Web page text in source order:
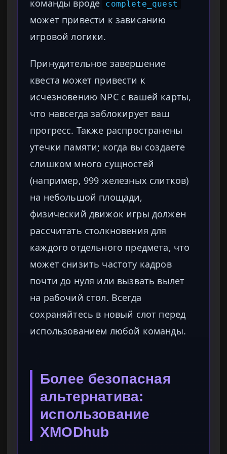
команды вроде complete_quest
может привести к зависанию
игровой логики.
Принудительное завершение
квеста может привести к
исчезновению NPC с вашей карты,
что навсегда заблокирует ваш
прогресс. Также распространены
утечки памяти; когда вы создаете
слишком много сущностей
(например, 999 железных слитков)
на небольшой площади,
физический движок игры должен
рассчитать столкновения для
каждого отдельного предмета, что
может снизить частоту кадров
почти до нуля или вызвать вылет
на рабочий стол. Всегда
сохраняйтесь в новый слот перед
использованием любой команды.
Более безопасная
альтернатива:
использование
XMODhub